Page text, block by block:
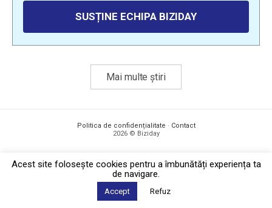
SUSȚINE ECHIPA BIZIDAY
Mai multe știri
Politica de confidențialitate · Contact
2026 © Biziday
Acest site foloseşte cookies pentru a îmbunătăți experiența ta
de navigare.
Accept Refuz